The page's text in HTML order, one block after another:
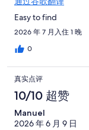
Easy to find
2026 年 7 月入住 1 晚
0
真实点评
10/10 超赞
Manuel
2026 年 6 月 9 日